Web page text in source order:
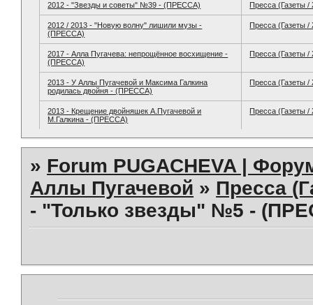
2012 - "Звезды и советы" №39 - (ПРЕССА) Пресса (Газеты
2012 / 2013 - "Новую волну" лишили музы -
(ПРЕССА)
Пресса (Газеты
2017 - Алла Пугачева: непрощённое восхищение -
(ПРЕССА)
Пресса (Газеты
2013 - У Аллы Пугачевой и Максима Галкина
родилась двойня - (ПРЕССА)
Пресса (Газеты
2013 - Крещение двойняшек А.Пугачевой и
М.Галкина - (ПРЕССА)
Пресса (Газеты
» Forum PUGACHEVA |
Аллы Пугачевой » Пресса
- "Только звезды" №5 -